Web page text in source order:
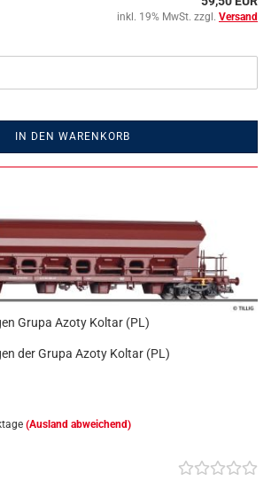
inkl. 19% MwSt. zzgl. Versand
IN DEN WARENKORB
Grupa Azoty Koltar (PL)
der Grupa Azoty Koltar (PL)
(Ausland abweichend)